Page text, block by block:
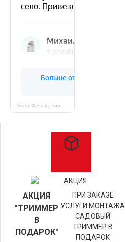
АКЦИЯ
"ТРИММЕР
В
ПОДАРОК"
ПРИ ЗАКАЗЕ
УСЛУГИ МОНТАЖА
САДОВЫЙ
ТРИММЕР В
ПОДАРОК